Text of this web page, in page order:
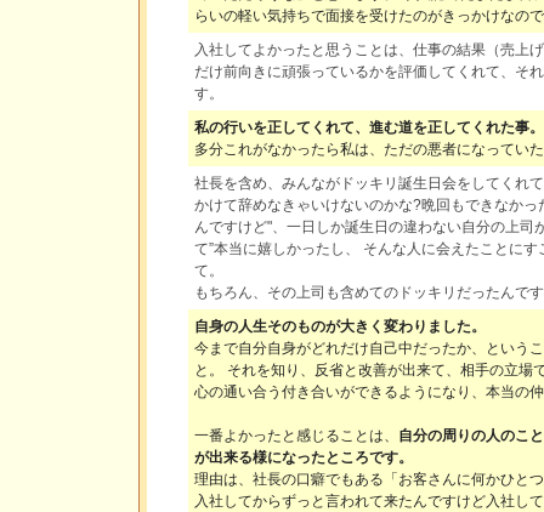
らいの軽い気持ちで面接を受けたのがきっかけなの
入社してよかったと思うことは、仕事の結果（売上
だけ前向きに頑張っているかを評価してくれて、そ
す。
私の行いを正してくれて、進む道を正してくれた事。
多分これがなかったら私は、ただの悪者になってい
社長を含め、みんながドッキリ誕生日会をしてくれ
かけて辞めなきゃいけないのかな?晩回もできなか
んですけど"、一日しか誕生日の違わない自分の上司
て”本当に嬉しかったし、 そんな人に会えたことに
て。
もちろん、その上司も含めてのドッキリだったんで
自身の人生そのものが大きく変わりました。
今まで自分自身がどれだけ自己中だったか、という
と。 それを知り、反省と改善が出来て、相手の立場
心の通い合う付き合いができるようになり、本当の
一番よかったと感じることは、 自分の周りの人のこ
が出来る様になったところです。
理由は、社長の口癖でもある「お客さんに何かひと
入社してからずっと言われて来たんですけど入社し